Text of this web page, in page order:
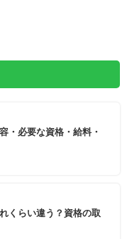
・必要な資格・給料・
くらい違う？資格の取